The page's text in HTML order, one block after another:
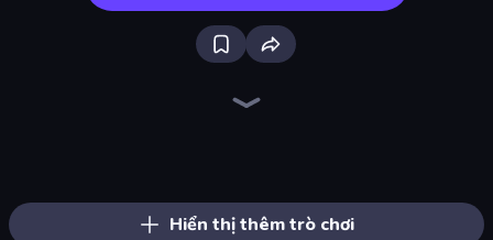
Hiển thị thêm trò chơi